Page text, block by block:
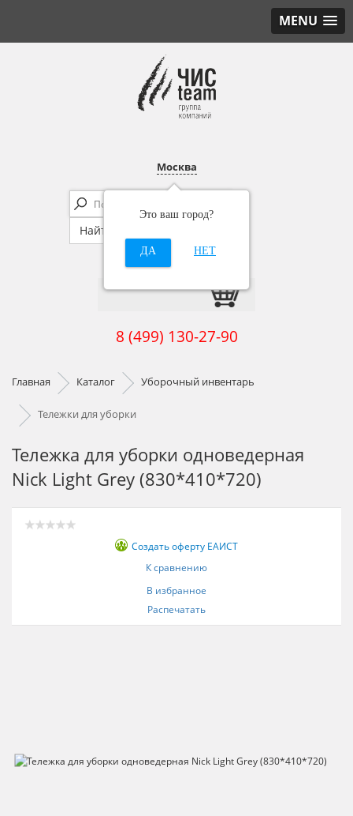
MENU
Москва
Это ваш город?
ДА НЕТ
8 (499) 130-27-90
Главная Каталог Уборочный инвентарь
Тележки для уборки
Тележка для уборки одноведерная
Nick Light Grey (830*410*720)
Создать оферту ЕАИСТ
К сравнению
В избранное
Распечатать